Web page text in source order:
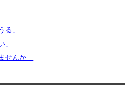
る」
」
せんか」